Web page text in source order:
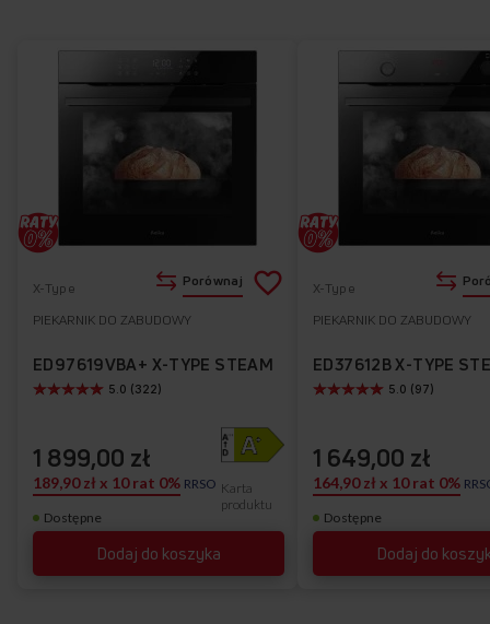
Przedstawiony rysunek ma charakter poglądowy, może różnić
Poznaj najważniejsze funkcje piekarnika
ED37614B X-TYPE STEAM
Dostępne
X-Type
PIEKARNIK DO ZABUDOWY
ED97619VBA+ X-TYPE STEAM
Dodaj do koszyka
5.0 (322)
Karta
produktu
1 899,00 zł
189,90 zł x 10 rat 0% RRSO
Porównaj Dodaj
listyulubionych
Dostępne
X-Type
PIEKARNIK DO ZABUDOWY
ED37612B X-TYPE
Dodaj do
5.0 (97)
1 649,00 zł
164,90 zł x 10 rat 0%